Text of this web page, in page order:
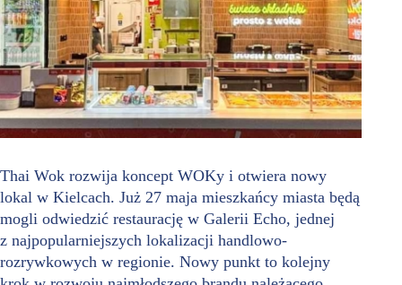
Thai Wok rozwija koncept WOKy i otwiera nowy
lokal w Kielcach. Już 27 maja mieszkańcy miasta będą
mogli odwiedzić restaurację w Galerii Echo, jednej
z najpopularniejszych lokalizacji handlowo-
rozrywkowych w regionie. Nowy punkt to kolejny